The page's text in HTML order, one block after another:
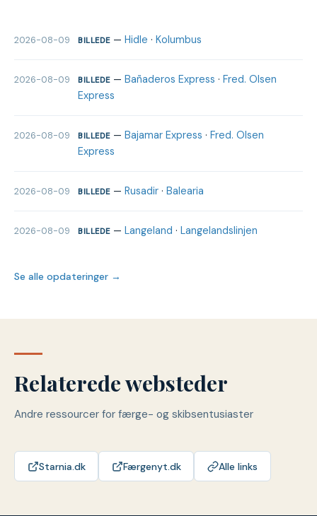
2026-08-09 BILLEDE— Hidle · Kolumbus
2026-08-09 BILLEDE— Bañaderos Express · Fred. Olsen
Express
2026-08-09 BILLEDE— Bajamar Express · Fred. Olsen
Express
2026-08-09 BILLEDE— Rusadir· Balearia
2026-08-09 BILLEDE— Langeland · Langelandslinjen
Se alle opdateringer →
Relaterede websteder
Andre ressourcer for færge- og skibsentusiaster
Starnia.dk Færgenyt.dk Alle links